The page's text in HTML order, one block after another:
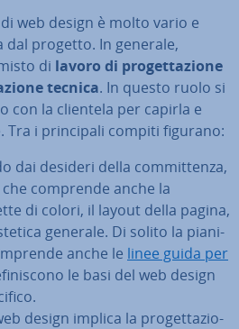
web design è molto vario e
progetto. In generale,
di lavoro di pro­get­ta­zio­ne
tecnica. In questo ruolo si
con la clientela per capirla e
Tra i prin­ci­pa­li compiti figurano:
dai desideri della com­mit­ten­za,
comprende anche la
di colori, il layout della pagina,
generale. Di solito la pia­ni­
anche le linee guida per
le basi del web design
design implica la pro­get­ta­zio­